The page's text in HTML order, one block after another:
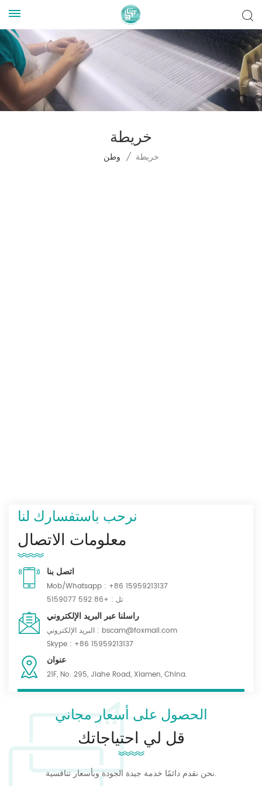
خريطة
وطن / خريطة
نرحب باستفسارك لنا
معلومات الاتصال
اتصل بنا
Mob/Whatsapp : +86 15959213137
تل : +86 592 5159077
راسلنا عبر البريد الإلكتروني
البريد الإلكتروني : bscam@foxmail.com
Skype : +86 15959213137
عنوان
21F, No. 295, Jiahe Road, Xiamen, China.
الحصول على أسعار مجاني
قل لي احتياجاتك
نحن نقدم دائمًا خدمة جيدة الجودة وبأسعار تنافسية.